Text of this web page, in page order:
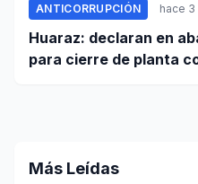
ANTICORRUPCIÓN hace 3
Huaraz: declaran en
para cierre de planta
Más Leídas